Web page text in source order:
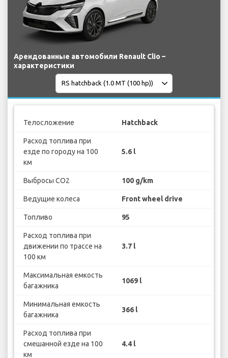
Арендованные автомобили Renault Clio –
характеристики
Телосложение Hatchback
Расход топлива при
езде по городу на 100
км
5.6 l
Выбросы CO2 100 g/km
Ведущие колеса Front wheel drive
Топливо 95
Расход топлива при
движении по трассе на
100 км
3.7 l
Максимальная емкость
багажника
1069 l
Минимальная емкость
багажника
366 l
Расход топлива при
смешанной езде на 100
км
4.4 l